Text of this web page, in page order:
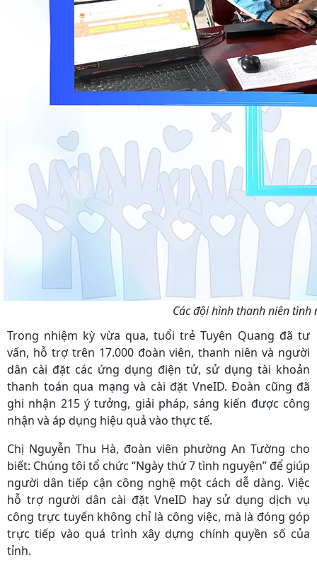
Các đội hình thanh niên
Trong nhiệm kỳ vừa qua, tuổi trẻ Tuyên Quang đã tư
vấn, hỗ trợ trên 17.000 đoàn viên, thanh niên và người
dân cài đặt các ứng dụng điện tử, sử dụng tài khoản
thanh toán qua mạng và cài đặt VneID. Đoàn cũng đã
ghi nhận 215 ý tưởng, giải pháp, sáng kiến được công
nhận và áp dụng hiệu quả vào thực tế.
Chị Nguyễn Thu Hà, đoàn viên phường An Tường cho
biết: Chúng tôi tổ chức “Ngày thứ 7 tình nguyện” để giúp
người dân tiếp cận công nghệ một cách dễ dàng. Việc
hỗ trợ người dân cài đặt VneID hay sử dụng dịch vụ
công trực tuyến không chỉ là công việc, mà là đóng góp
trực tiếp vào quá trình xây dựng chính quyền số của
tỉnh.